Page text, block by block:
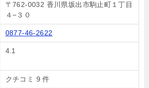
〒762-0032 香川県坂出市駒止町１丁目
４−３０
0877-46-2622
4.1
クチコミ 9 件